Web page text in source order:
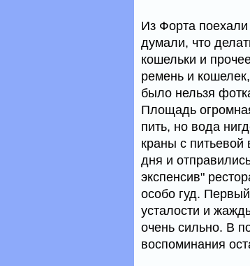
Из Форта
думали, что
кошельки и
ремень и
было нельзя
Площадь
пить, но вода
краны с
дня и
экспенсив"
особо гуд.
усталости и
очень сильно. В
воспоминания